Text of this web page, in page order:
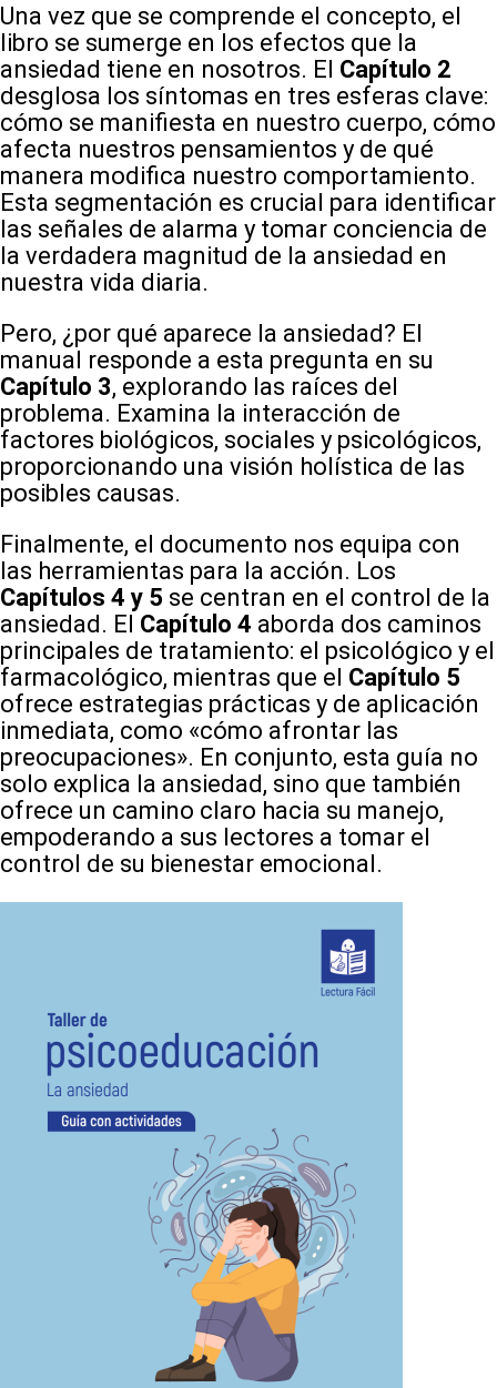
Una vez que se comprende el concepto, el
libro se sumerge en los efectos que la
ansiedad tiene en nosotros. El Capítulo 2
desglosa los síntomas en tres esferas clave:
cómo se manifiesta en nuestro cuerpo, cómo
afecta nuestros pensamientos y de qué
manera modifica nuestro comportamiento.
Esta segmentación es crucial para identificar
las señales de alarma y tomar conciencia de
la verdadera magnitud de la ansiedad en
nuestra vida diaria.
Pero, ¿por qué aparece la ansiedad? El
manual responde a esta pregunta en su
Capítulo 3, explorando las raíces del
problema. Examina la interacción de
factores biológicos, sociales y psicológicos,
proporcionando una visión holística de las
posibles causas.
Finalmente, el documento nos equipa con
las herramientas para la acción. Los
Capítulos 4 y 5 se centran en el control de la
ansiedad. El Capítulo 4 aborda dos caminos
principales de tratamiento: el psicológico y el
farmacológico, mientras que el Capítulo 5
ofrece estrategias prácticas y de aplicación
inmediata, como «cómo afrontar las
preocupaciones». En conjunto, esta guía no
solo explica la ansiedad, sino que también
ofrece un camino claro hacia su manejo,
empoderando a sus lectores a tomar el
control de su bienestar emocional.